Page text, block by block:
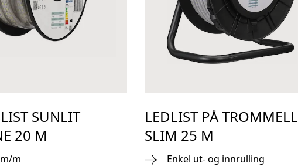
SUNLIT
20 M
m
LEDLIST PÅ TROMMELL
SLIM 25 M
Enkel ut- og innrulling